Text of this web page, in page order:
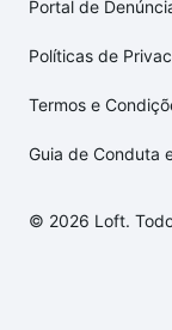
Portal de
Políticas de
Termos e
Guia de Conduta
© 2026 Loft.